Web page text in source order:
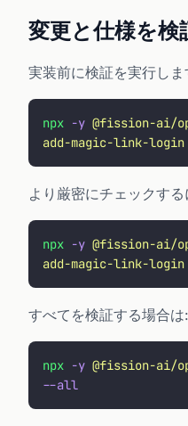
変更と仕様を検
実装前に検証を実行しま
npx -y @fission-ai/
add-magic-link-login
より厳密にチェックする
npx -y @fission-ai/
add-magic-link-login
すべてを検証する場合は:
npx -y @fission-ai/
--all